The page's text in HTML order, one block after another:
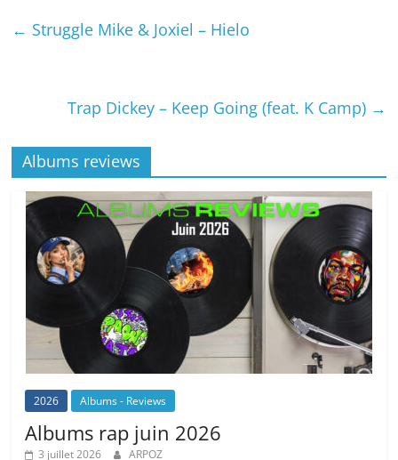
← Struggle Mike & Joxiel – Hielo
Trap Dickey – Keep Going (feat. K Camp) →
Albums reviews
2026 Albums - Reviews
Albums rap juin 2026
3 juillet 2026 ARPOZ